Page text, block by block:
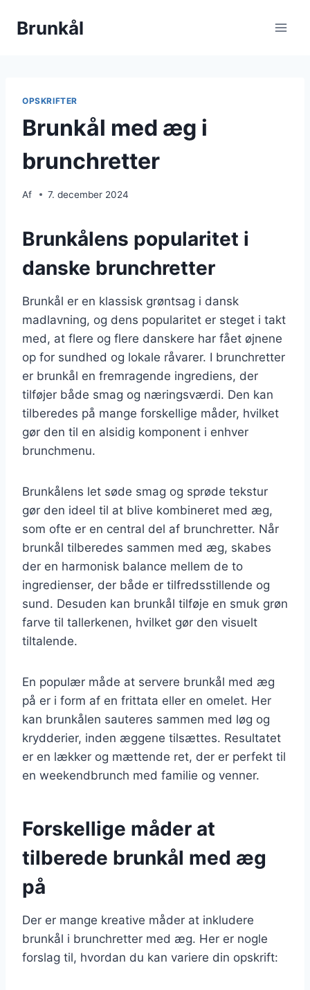
Brunkål
OPSKRIFTER
Brunkål med æg i
brunchretter
Af 7. december 2024
Brunkålens popularitet i
danske brunchretter
Brunkål er en klassisk grøntsag i dansk
madlavning, og dens popularitet er steget i takt
med, at flere og flere danskere har fået øjnene
op for sundhed og lokale råvarer. I brunchretter
er brunkål en fremragende ingrediens, der
tilføjer både smag og næringsværdi. Den kan
tilberedes på mange forskellige måder, hvilket
gør den til en alsidig komponent i enhver
brunchmenu.
Brunkålens let søde smag og sprøde tekstur
gør den ideel til at blive kombineret med æg,
som ofte er en central del af brunchretter. Når
brunkål tilberedes sammen med æg, skabes
der en harmonisk balance mellem de to
ingredienser, der både er tilfredsstillende og
sund. Desuden kan brunkål tilføje en smuk grøn
farve til tallerkenen, hvilket gør den visuelt
tiltalende.
En populær måde at servere brunkål med æg
på er i form af en frittata eller en omelet. Her
kan brunkålen sauteres sammen med løg og
krydderier, inden æggene tilsættes. Resultatet
er en lækker og mættende ret, der er perfekt til
en weekendbrunch med familie og venner.
Forskellige måder at
tilberede brunkål med æg
på
Der er mange kreative måder at inkludere
brunkål i brunchretter med æg. Her er nogle
forslag til, hvordan du kan variere din opskrift: